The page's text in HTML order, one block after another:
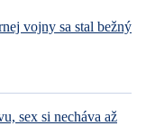
vojny sa stal bežný
sex si necháva až